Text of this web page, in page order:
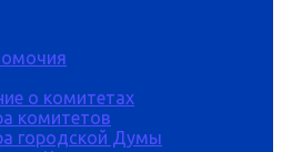
о комитетах
комитетов
городской Думы